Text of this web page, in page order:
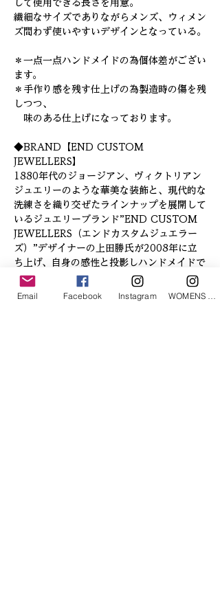
して使用できる長さを用意。
繊細なサイズでありながらメンズ、ウィメン
ズ問わず使いやすいデザインとなっている。
＊一点一点ハンドメイドの為個体差がござい
ます。
＊手作り感を残す仕上げの為製造時の傷を残
しつつ、
味のある仕上げになっております。
◆BRAND【END CUSTOM
JEWELLERS】
1880年代のジョージアン、ヴィクトリアン
ジュエリーのような華美な装飾と、現代的な
洗練さを織り交ぜたラインナップを展開して
いるジュエリーブランド”END CUSTOM
JEWELLERS（エンドカスタムジュエラー
ズ）”デザイナーの上田勝氏が2008年に立
ち上げ、自身の感性と投影しハンドメイドで
製作されるジュエリーは、大胆かつ繊細なデ
ィテールが特徴であ
Email Facebook Instagram